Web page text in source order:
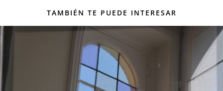
TAMBIÉN TE PUEDE INTERESAR